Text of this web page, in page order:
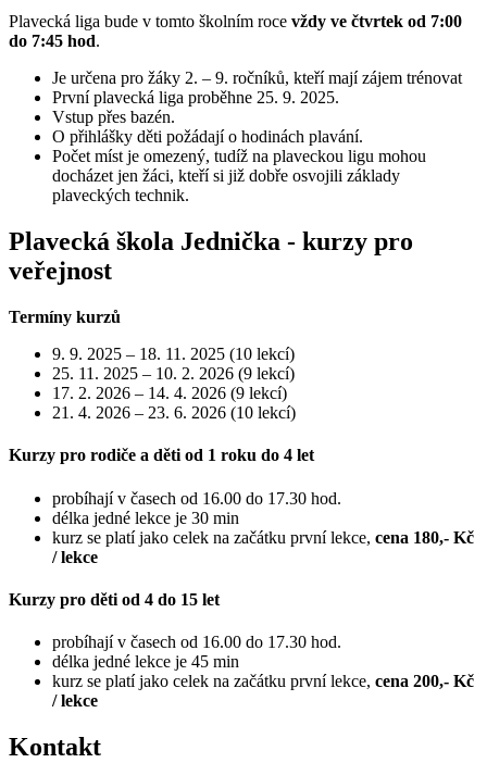
Plavecká liga bude v tomto školním roce vždy ve čtvrtek od 7:00
do 7:45 hod.
Je určena pro žáky 2. – 9. ročníků, kteří mají zájem trénovat
První plavecká liga proběhne 25. 9. 2025.
Vstup přes bazén.
O přihlášky děti požádají o hodinách plavání.
Počet míst je omezený, tudíž na plaveckou ligu mohou
docházet jen žáci, kteří si již dobře osvojili základy
plaveckých technik.
Plavecká škola Jednička - kurzy pro
veřejnost
Termíny kurzů
9. 9. 2025 – 18. 11. 2025 (10 lekcí)
25. 11. 2025 – 10. 2. 2026 (9 lekcí)
17. 2. 2026 – 14. 4. 2026 (9 lekcí)
21. 4. 2026 – 23. 6. 2026 (10 lekcí)
Kurzy pro rodiče a děti od 1 roku do 4 let
probíhají v časech od 16.00 do 17.30 hod.
délka jedné lekce je 30 min
kurz se platí jako celek na začátku první lekce, cena 180,- Kč
/ lekce
Kurzy pro děti od 4 do 15 let
probíhají v časech od 16.00 do 17.30 hod.
délka jedné lekce je 45 min
kurz se platí jako celek na začátku první lekce, cena 200,- Kč
/ lekce
Kontakt